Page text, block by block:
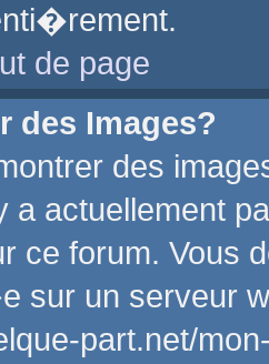
de page
des Images?
des
a actuellement
ce forum. Vous
sur un serveur
part.net/